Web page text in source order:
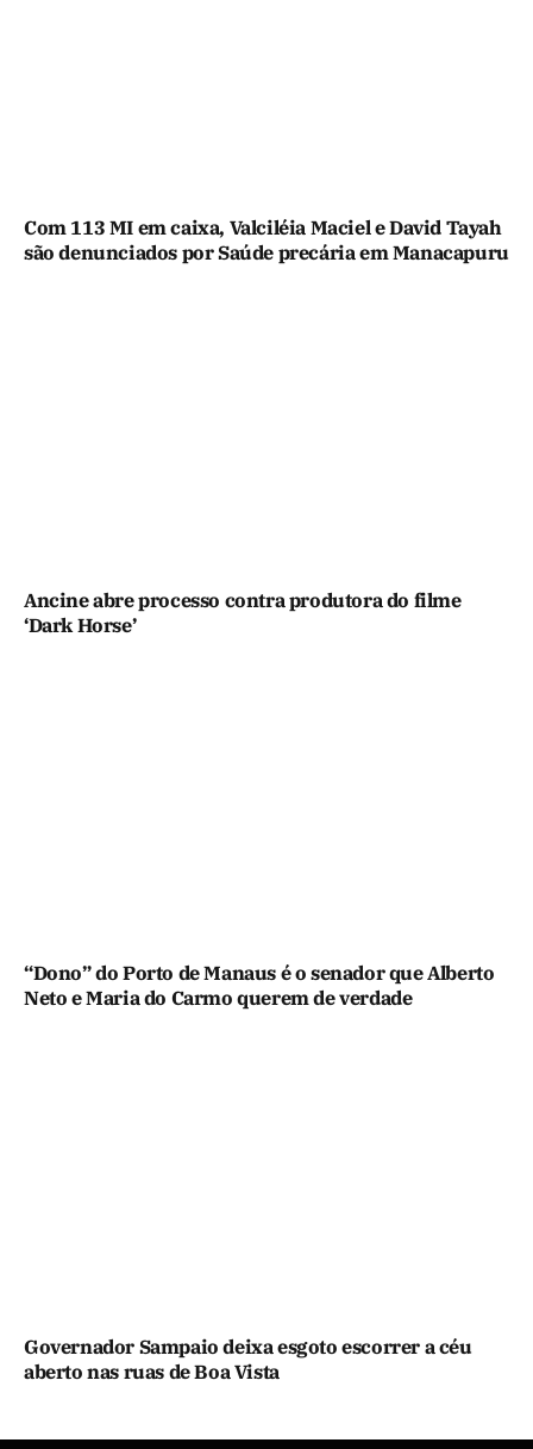
Com 113 MI em caixa, Valciléia Maciel e David Tayah
são denunciados por Saúde precária em Manacapuru
Ancine abre processo contra produtora do filme
‘Dark Horse’
“Dono” do Porto de Manaus é o senador que Alberto
Neto e Maria do Carmo querem de verdade
Governador Sampaio deixa esgoto escorrer a céu
aberto nas ruas de Boa Vista